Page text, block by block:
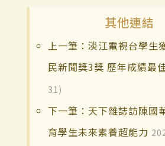
其他連結
上一筆：淡江電視台學生
民新聞獎3獎 歷年成績最
31)
下一筆：天下雜誌訪陳國
育學生未來素養超能力